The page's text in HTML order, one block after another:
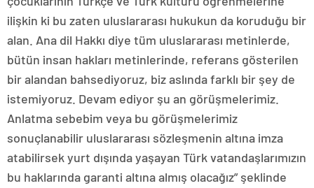
ilişkin ki bu zaten uluslararası hukukun da koruduğu bir
alan. Ana dil Hakkı diye tüm uluslararası metinlerde,
bütün insan hakları metinlerinde, referans gösterilen
bir alandan bahsediyoruz, biz aslında farklı bir şey de
istemiyoruz. Devam ediyor şu an görüşmelerimiz.
Anlatma sebebim veya bu görüşmelerimiz
sonuçlanabilir uluslararası sözleşmenin altına imza
atabilirsek yurt dışında yaşayan Türk vatandaşlarımızın
bu haklarında garanti altına almış olacağız” şeklinde